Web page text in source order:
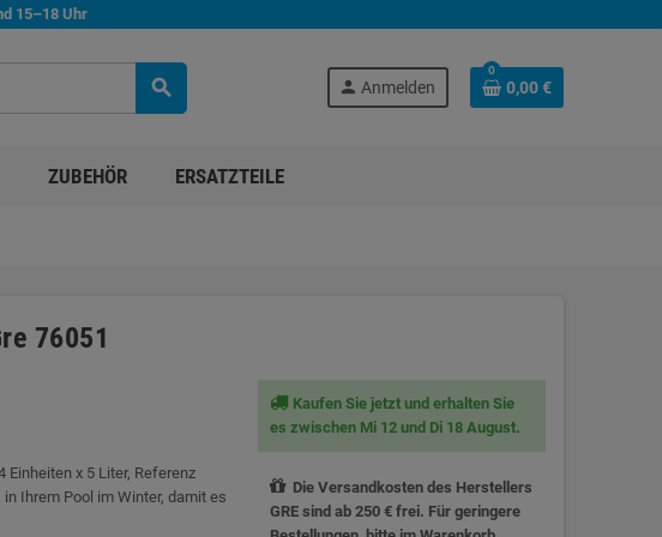
15–18 Uhr
search person Anmelden
0
0,00 €
ZUBEHÖR ERSATZTEILE
76051
Einheiten x 5 Liter, Referenz
Ihrem Pool im Winter, damit es
Kaufen Sie jetzt und erhalten Sie
es zwischen Mi 12 und Di 18 August.
Die Versandkosten des Herstellers
GRE sind ab 250 € frei. Für geringere